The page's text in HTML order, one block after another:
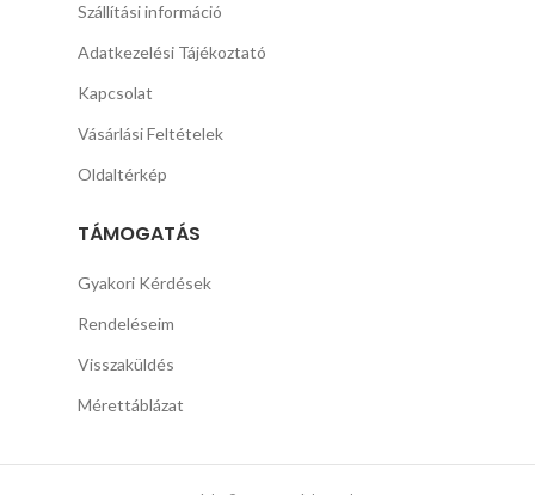
Szállítási információ
Adatkezelési Tájékoztató
Kapcsolat
Vásárlási Feltételek
Oldaltérkép
TÁMOGATÁS
Gyakori Kérdések
Rendeléseim
Visszaküldés
Mérettáblázat